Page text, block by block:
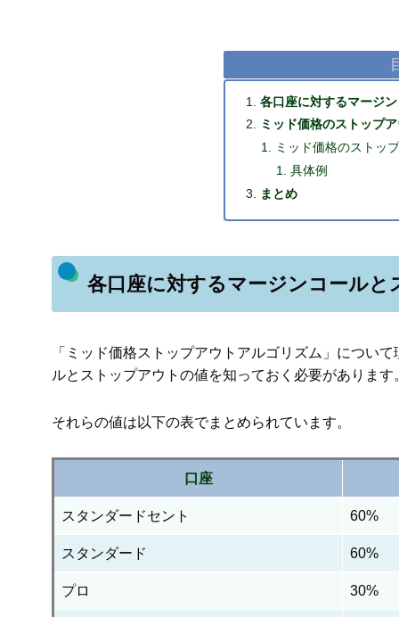
各口座に対するマージ
ミッド価格のストップ
ミッド価格のストッ
具体例
まとめ
各口座に対するマージンコールと
「ミッド価格ストップアウトアルゴリズム」につい
ルとストップアウトの値を知っておく必要があります
それらの値は以下の表でまとめられています。
口座
スタンダードセント 60%
スタンダード 60%
プロ 30%